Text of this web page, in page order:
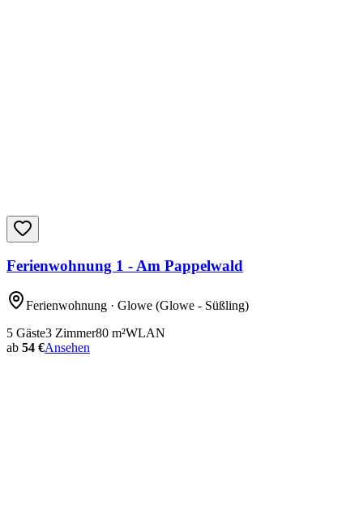
Ferienwohnung 1 - Am Pappelwald
Ferienwohnung · Glowe (Glowe - Süßling)
5 Gäste3 Zimmer80 m²WLAN
ab 54 €Ansehen